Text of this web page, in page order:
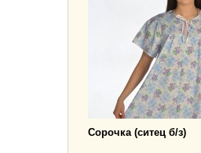
Сорочка (ситец б/з)